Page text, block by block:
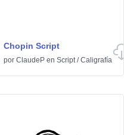
Chopin Script
por ClaudeP en Script/Caligrafía